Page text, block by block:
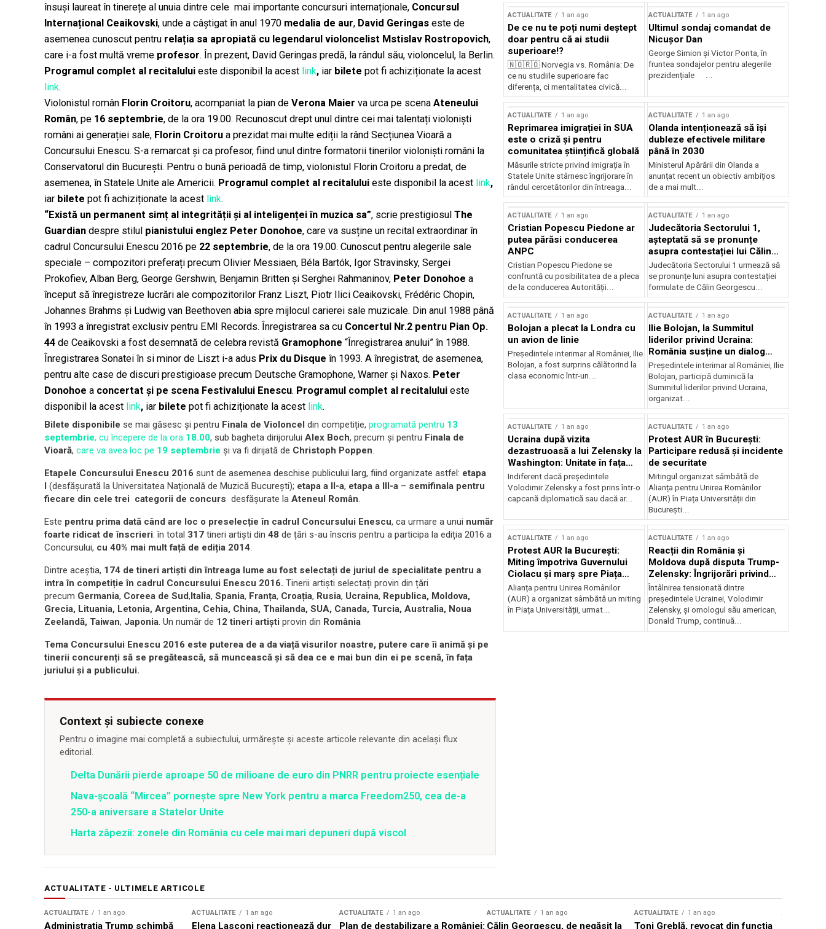
însuși laureat în tinerețe al unuia dintre cele mai importante concursuri internaționale, Concursul
Internațional Ceaikovski, unde a câștigat în anul 1970 medalia de aur, David Geringas este de
asemenea cunoscut pentru relația sa apropiată cu legendarul violoncelist Mstislav Rostropovich,
care i-a fost multă vreme profesor. În prezent, David Geringas predă, la rândul său, violoncelul, la Berlin.
Programul complet al recitalului este disponibil la acest link, iar bilete pot fi achiziționate la acest
link.
Violonistul român Florin Croitoru, acompaniat la pian de Verona Maier va urca pe scena Ateneului
Român, pe 16 septembrie, de la ora 19.00. Recunoscut drept unul dintre cei mai talentați violoniști
români ai generației sale, Florin Croitoru a prezidat mai multe ediții la rând Secțiunea Vioară a
Concursului Enescu. S-a remarcat și ca profesor, fiind unul dintre formatorii tinerilor violoniști români la
Conservatorul din București. Pentru o bună perioadă de timp, violonistul Florin Croitoru a predat, de
asemenea, în Statele Unite ale Americii. Programul complet al recitalului este disponibil la acest link,
iar bilete pot fi achiziționate la acest link.
“Există un permanent simț al integrității și al inteligenței în muzica sa”, scrie prestigiosul The
Guardian despre stilul pianistului englez Peter Donohoe, care va susține un recital extraordinar în
cadrul Concursului Enescu 2016 pe 22 septembrie, de la ora 19.00. Cunoscut pentru alegerile sale
speciale – compozitori preferați precum Olivier Messiaen, Béla Bartók, Igor Stravinsky, Sergei
Prokofiev, Alban Berg, George Gershwin, Benjamin Britten și Serghei Rahmaninov, Peter Donohoe a
început să înregistreze lucrări ale compozitorilor Franz Liszt, Piotr Ilici Ceaikovski, Frédéric Chopin,
Johannes Brahms și Ludwig van Beethoven abia spre mijlocul carierei sale muzicale. Din anul 1988 până
în 1993 a înregistrat exclusiv pentru EMI Records. Înregistrarea sa cu Concertul Nr.2 pentru Pian Op.
44 de Ceaikovski a fost desemnată de celebra revistă Gramophone “Înregistrarea anului” în 1988.
Înregistrarea Sonatei în si minor de Liszt i-a adus Prix du Disque în 1993. A înregistrat, de asemenea,
pentru alte case de discuri prestigioase precum Deutsche Gramophone, Warner și Naxos. Peter
Donohoe a concertat și pe scena Festivalului Enescu. Programul complet al recitalului este
disponibil la acest link, iar bilete pot fi achiziționate la acest link.
Bilete disponibile se mai găsesc și pentru Finala de Violoncel din competiție, programată pentru 13
septembrie, cu începere de la ora 18.00, sub bagheta dirijorului Alex Boch, precum și pentru Finala de
Vioară, care va avea loc pe 19 septembrie și va fi dirijată de Christoph Poppen.
Etapele Concursului Enescu 2016 sunt de asemenea deschise publicului larg, fiind organizate astfel: etapa
I (desfășurată la Universitatea Națională de Muzică București); etapa a II-a, etapa a III-a – semifinala pentru
fiecare din cele trei categorii de concurs desfăşurate la Ateneul Român.
Este pentru prima dată când are loc o preselecție în cadrul Concursului Enescu, ca urmare a unui număr
foarte ridicat de înscrieri: în total 317 tineri artiști din 48 de țări s-au înscris pentru a participa la ediția 2016 a
Concursului, cu 40% mai mult față de ediția 2014.
Dintre aceştia, 174 de tineri artiști din întreaga lume au fost selectați de juriul de specialitate pentru a
intra în competiție în cadrul Concursului Enescu 2016. Tinerii artiști selectați provin din țări
precum Germania, Coreea de Sud,Italia, Spania, Franța, Croația, Rusia, Ucraina, Republica, Moldova,
Grecia, Lituania, Letonia, Argentina, Cehia, China, Thailanda, SUA, Canada, Turcia, Australia, Noua
Zeelandă, Taiwan, Japonia. Un număr de 12 tineri artiști provin din România
Tema Concursului Enescu 2016 este puterea de a da viață visurilor noastre, putere care îi animă și pe
tinerii concurenți să se pregătească, să muncească și să dea ce e mai bun din ei pe scenă, în fața
juriului și a publicului.
Context și subiecte conexe
Pentru o imagine mai completă a subiectului, urmărește și aceste articole relevante din același flux
editorial.
Delta Dunării pierde aproape 50 de milioane de euro din PNRR pentru proiecte esențiale
Nava-școală “Mircea” pornește spre New York pentru a marca Freedom250, cea de-a
250-a aniversare a Statelor Unite
Harta zăpezii: zonele din România cu cele mai mari depuneri după viscol
ACTUALITATE 1 an ago
De ce nu te poți numi deștept
doar pentru că ai studii
superioare!?
🇳🇴🇷🇴 Norvegia vs. România: De
ce nu studiile superioare fac
diferența, ci mentalitatea civică...
ACTUALITATE 1 an ago
Ultimul sondaj comandat de
Nicușor Dan
George Simion și Victor Ponta, în
fruntea sondajelor pentru alegerile
prezidențiale ...
ACTUALITATE 1 an ago
Reprimarea imigrației în SUA
este o criză și pentru
comunitatea științifică globală
Măsurile stricte privind imigrația în
Statele Unite stârnesc îngrijorare în
rândul cercetătorilor din întreaga...
ACTUALITATE 1 an ago
Olanda intenționează să își
dubleze efectivele militare
până în 2030
Ministerul Apărării din Olanda a
anunțat recent un obiectiv ambițios
de a mai mult...
ACTUALITATE 1 an ago
Cristian Popescu Piedone ar
putea părăsi conducerea
ANPC
Cristian Popescu Piedone se
confruntă cu posibilitatea de a pleca
de la conducerea Autorității...
ACTUALITATE 1 an ago
Judecătoria Sectorului 1,
așteptată să se pronunțe
asupra contestației lui Călin
Georgescu privind controlul
judiciar
Judecătoria Sectorului 1 urmează să
se pronunțe luni asupra contestației
formulate de Călin Georgescu...
ACTUALITATE 1 an ago
Bolojan a plecat la Londra cu
un avion de linie
Președintele interimar al României, Ilie
Bolojan, a fost surprins călătorind la
clasa economic într-un...
ACTUALITATE 1 an ago
Ilie Bolojan, la Summitul
liderilor privind Ucraina:
România susține un dialog
transatlantic pentru securitate
și stabilitate
Președintele interimar al României, Ilie
Bolojan, participă duminică la
Summitul liderilor privind Ucraina,
organizat...
ACTUALITATE 1 an ago
Ucraina după vizita
dezastruoasă a lui Zelensky la
Washington: Unitate în fața
incertitudinii
Indiferent dacă președintele
Volodimir Zelensky a fost prins într-o
capcană diplomatică sau dacă ar...
ACTUALITATE 1 an ago
Protest AUR în București:
Participare redusă și incidente
de securitate
Mitingul organizat sâmbătă de
Alianța pentru Unirea Românilor
(AUR) în Piața Universității din
București...
ACTUALITATE 1 an ago
Protest AUR la București:
Miting împotriva Guvernului
Ciolacu și marș spre Piața
Victoriei
Alianța pentru Unirea Românilor
(AUR) a organizat sâmbătă un miting
în Piața Universității, urmat...
ACTUALITATE 1 an ago
Reacții din România și
Moldova după disputa Trump-
Zelensky: Îngrijorări privind
securitatea regională
Întâlnirea tensionată dintre
președintele Ucrainei, Volodimir
Zelensky, și omologul său american,
Donald Trump, continuă...
ACTUALITATE - ULTIMELE ARTICOLE
ACTUALITATE 1 an ago
Administrația Trump schimbă
ACTUALITATE 1 an ago
Elena Lasconi reacționează dur
ACTUALITATE 1 an ago
Plan de destabilizare a României:
ACTUALITATE 1 an ago
Călin Georgescu, de negăsit la
ACTUALITATE 1 an ago
Toni Greblă, revocat din funcția